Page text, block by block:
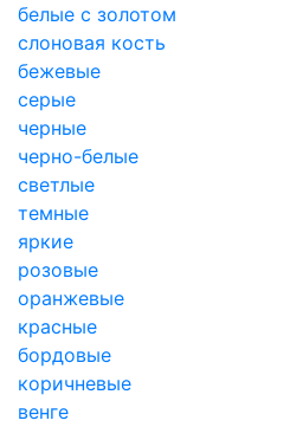
белые с золотом
слоновая кость
бежевые
серые
черные
черно-белые
светлые
темные
яркие
розовые
оранжевые
красные
бордовые
коричневые
венге